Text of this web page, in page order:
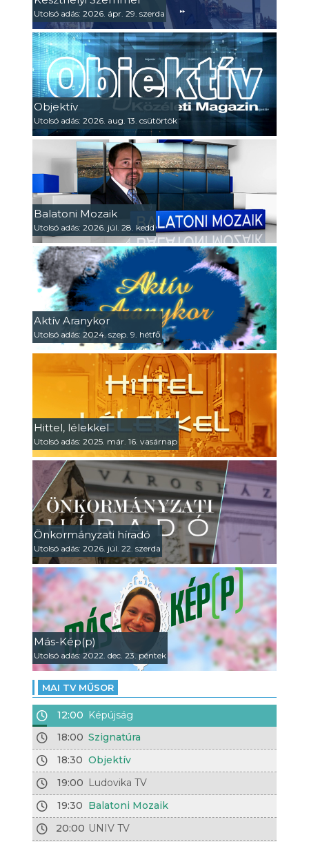
Utolsó adás: 2026. ápr. 29. szerda
Objektív
Utolsó adás: 2026. aug. 13. csütörtök
Balatoni Mozaik
Utolsó adás: 2026. júl. 28. kedd
Aktív Aranykor
Utolsó adás: 2024. szep. 9. hétfő
Hittel, lélekkel
Utolsó adás: 2025. már. 16. vasárnap
Önkormányzati híradó
Utolsó adás: 2026. júl. 22. szerda
Más-Kép(p)
Utolsó adás: 2022. dec. 23. péntek
MAI TV MŰSOR
12:00 Képújság
18:00 Szignatúra
18:30 Objektív
19:00 Ludovika TV
19:30 Balatoni Mozaik
20:00 UNIV TV